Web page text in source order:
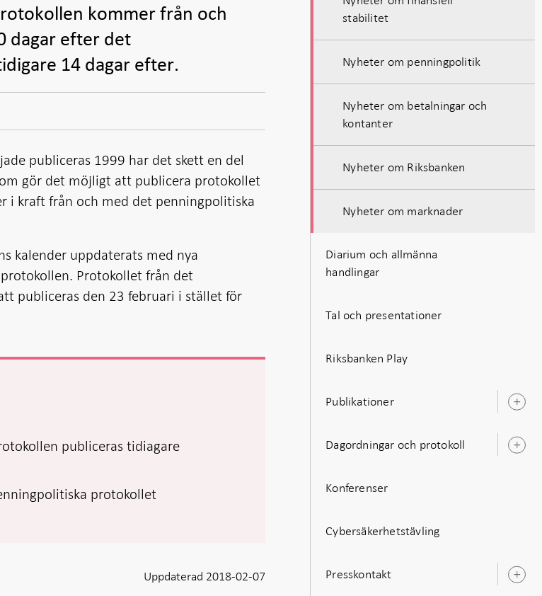
kommer från och
dagar efter det
14 dagar efter.
publiceras 1999 har det skett en del
gör det möjligt att publicera protokollet
i kraft från och med det penningpolitiska
kalender uppdaterats med nya
Protokollet från det
publiceras den 23 februari i stället för
publiceras tidiagare
protokollet
Uppdaterad 2018-02-07
stabilitet
Nyheter om penningpolitik
Nyheter om betalningar och
kontanter
Nyheter om Riksbanken
Nyheter om marknader
Diarium och allmänna
handlingar
Tal och presentationer
Riksbanken Play
Publikationer
Dagordningar och protokoll
Konferenser
Cybersäkerhetstävling
Presskontakt